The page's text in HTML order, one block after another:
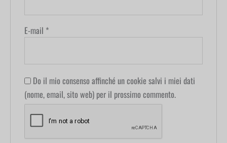
E-mail *
Do il mio consenso affinché un cookie salvi i miei dati
(nome, email, sito web) per il prossimo commento.